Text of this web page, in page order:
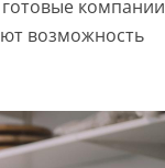
готовые компании
возможность